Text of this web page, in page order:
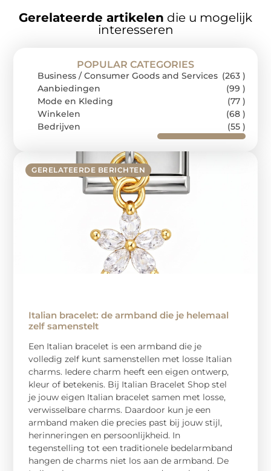
Gerelateerde artikelen die u mogelijk
interesseren
GERELATEERDE BERICHTEN
Italian bracelet: de armband die je helemaal
zelf samenstelt
Een Italian bracelet is een armband die je
volledig zelf kunt samenstellen met losse Italian
charms. Iedere charm heeft een eigen ontwerp,
kleur of betekenis. Bij Italian Bracelet Shop stel
je jouw eigen Italian bracelet samen met losse,
verwisselbare charms. Daardoor kun je een
armband maken die precies past bij jouw stijl,
herinneringen en persoonlijkheid. In
tegenstelling tot een traditionele bedelarmband
hangen de charms niet los aan de armband. De
POPULAR CATEGORIES
Business / Consumer Goods and Services (263 )
Aanbiedingen
(99 )
Mode en Kleding
(77 )
Winkelen
(68 )
Bedrijven
(55 )